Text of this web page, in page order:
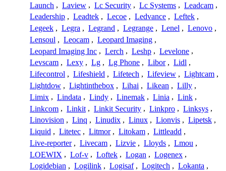
Launch , Laview , Lc Security , Lc Systems , Leadcam ,
Leadership , Leadtek , Lecoe , Ledvance , Leftek ,
Legeek , Legra , Legrand , Legrange , Lenel , Lenovo ,
Lensoul , Leocam , Leopard Imaging ,
Leopard Imaging Inc , Lerch , Leshp , Levelone ,
Levscam , Lexy , Lg , Lg Phone , Libor , Lidl ,
Lifecontrol , Lifeshield , Lifetech , Lifeview , Lightcam ,
Lightdow , Lightinthebox , Lihai , Likean , Lilly ,
Limix , Lindata , Lindy , Linemak , Linia , Link ,
Linkcom , Linkit , Linkit Security , Linkpro , Linksys ,
Linovision , Linq , Linudix , Linux , Lionvis , Lipetsk ,
Liquid , Litetec , Litmor , Litokam , Littleadd ,
Live-reporter , Livecam , Lizvie , Lloyds , Lmou ,
LOEWIX , Lof-v , Loftek , Logan , Logenex ,
Logidebian , Logilink , Logisaf , Logitech , Lokanta ,